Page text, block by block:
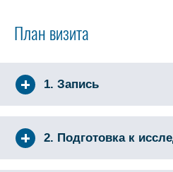
План визита
1. Запись
2. Подготовка к